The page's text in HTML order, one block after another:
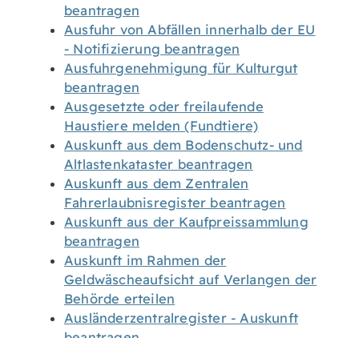
beantragen
Ausfuhr von Abfällen innerhalb der EU
- Notifizierung beantragen
Ausfuhrgenehmigung für Kulturgut
beantragen
Ausgesetzte oder freilaufende
Haustiere melden (Fundtiere)
Auskunft aus dem Bodenschutz- und
Altlastenkataster beantragen
Auskunft aus dem Zentralen
Fahrerlaubnisregister beantragen
Auskunft aus der Kaufpreissammlung
beantragen
Auskunft im Rahmen der
Geldwäscheaufsicht auf Verlangen der
Behörde erteilen
Ausländerzentralregister - Auskunft